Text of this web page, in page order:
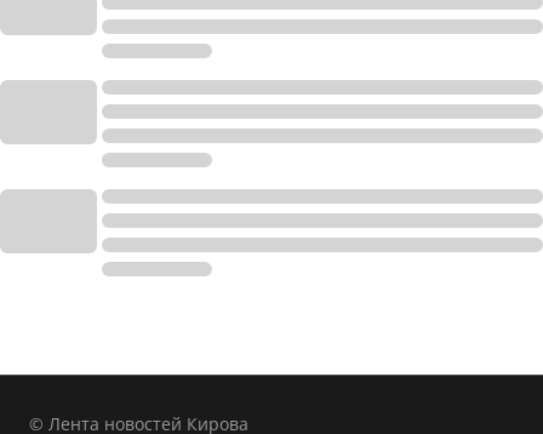
© Лента новостей Кирова